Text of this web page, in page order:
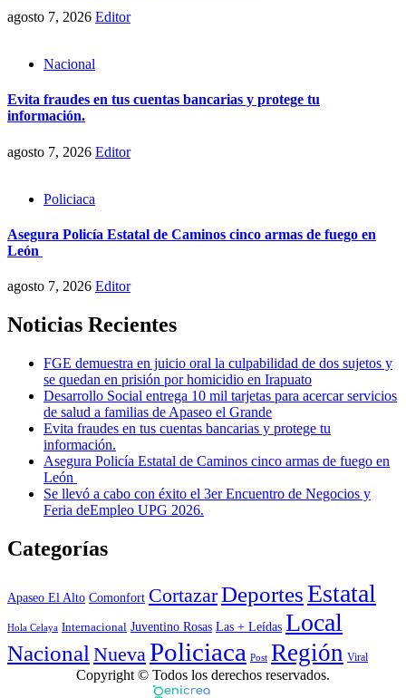
agosto 7, 2026 Editor
Nacional
Evita fraudes en tus cuentas bancarias y protege tu
información.
agosto 7, 2026 Editor
Policiaca
Asegura Policía Estatal de Caminos cinco armas de fuego en
León
agosto 7, 2026 Editor
Noticias Recientes
FGE demuestra en juicio oral la culpabilidad de dos sujetos y
se quedan en prisión por homicidio en Irapuato
Desarrollo Social entrega 10 mil tarjetas para acercar servicios
de salud a familias de Apaseo el Grande
Evita fraudes en tus cuentas bancarias y protege tu
información.
Asegura Policía Estatal de Caminos cinco armas de fuego en
León
Se llevó a cabo con éxito el 3er Encuentro de Negocios y
Feria deEmpleo UPG 2026.
Categorías
Apaseo El Alto Comonfort CortazarDeportesEstatal
Hola Celaya Internacional Juventino Rosas Las + Leídas Local
Nacional Nueva Policiaca Post Región Viral
Copyright © Todos los derechos reservados.